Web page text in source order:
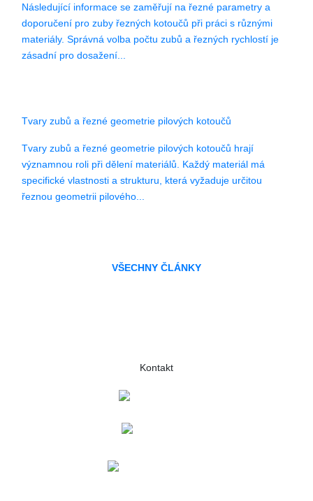
Následující informace se zaměřují na řezné parametry a
doporučení pro zuby řezných kotoučů při práci s různými
materiály. Správná volba počtu zubů a řezných rychlostí je
zásadní pro dosažení...
Tvary zubů a řezné geometrie pilových kotoučů
Tvary zubů a řezné geometrie pilových kotoučů hrají
významnou roli při dělení materiálů. Každý materiál má
specifické vlastnosti a strukturu, která vyžaduje určitou
řeznou geometrii pilového...
VŠECHNY ČLÁNKY
Kontakt